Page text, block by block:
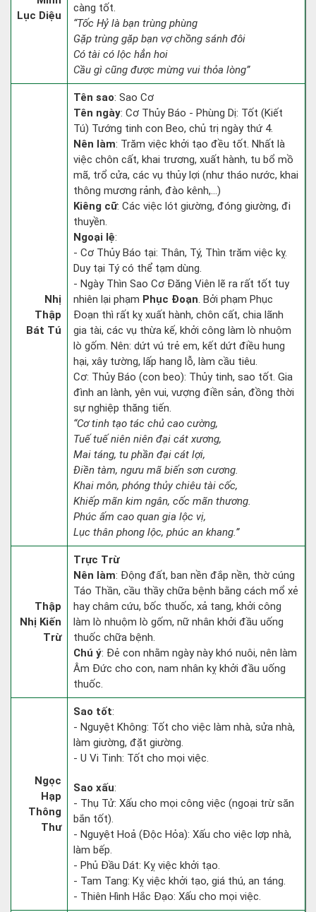
Lục Diệu
càng tốt.
“Tốc Hỷ là bạn trùng phùng
Gặp trùng gặp bạn vợ chồng sánh đôi
Có tài có lộc hẳn hoi
Cầu gì cũng được mừng vui thỏa lòng”
Nhị
Thập
Bát Tú
Tên sao: Sao Cơ
Tên ngày: Cơ Thủy Báo - Phùng Dị: Tốt (Kiết
Tú) Tướng tinh con Beo, chủ trị ngày thứ 4.
Nên làm: Trăm việc khởi tạo đều tốt. Nhất là
việc chôn cất, khai trương, xuất hành, tu bổ mồ
mã, trổ cửa, các vụ thủy lợi (như tháo nước, khai
thông mương rảnh, đào kênh,...)
Kiêng cữ: Các việc lót giường, đóng giường, đi
thuyền.
Ngoại lệ:
- Cơ Thủy Báo tại: Thân, Tý, Thìn trăm việc kỵ.
Duy tại Tý có thể tạm dùng.
- Ngày Thìn Sao Cơ Đăng Viên lẽ ra rất tốt tuy
nhiên lại phạm Phục Đoạn. Bởi phạm Phục
Đoạn thì rất kỵ xuất hành, chôn cất, chia lãnh
gia tài, các vụ thừa kế, khởi công làm lò nhuộm
lò gốm. Nên: dứt vú trẻ em, kết dứt điều hung
hại, xây tường, lấp hang lỗ, làm cầu tiêu.
Cơ: Thủy Báo (con beo): Thủy tinh, sao tốt. Gia
đình an lành, yên vui, vượng điền sản, đồng thời
sự nghiệp thăng tiến.
“Cơ tinh tạo tác chủ cao cường,
Tuế tuế niên niên đại cát xương,
Mai táng, tu phần đại cát lợi,
Điền tàm, ngưu mã biến sơn cương.
Khai môn, phóng thủy chiêu tài cốc,
Khiếp mãn kim ngân, cốc mãn thương.
Phúc ấm cao quan gia lộc vị,
Lục thân phong lộc, phúc an khang.”
Thập
Nhị Kiến
Trừ
Trực Trừ
Nên làm: Động đất, ban nền đắp nền, thờ cúng
Táo Thần, cầu thầy chữa bệnh bằng cách mổ xẻ
hay châm cứu, bốc thuốc, xả tang, khởi công
làm lò nhuộm lò gốm, nữ nhân khởi đầu uống
thuốc chữa bệnh.
Chú ý: Đẻ con nhằm ngày này khó nuôi, nên làm
Âm Đức cho con, nam nhân kỵ khởi đầu uống
thuốc.
Ngọc
Hạp
Thông
Thư
Sao tốt:
- Nguyệt Không: Tốt cho việc làm nhà, sửa nhà,
làm giường, đặt giường.
- U Vi Tinh: Tốt cho mọi việc.
Sao xấu:
- Thụ Tử: Xấu cho mọi công việc (ngoại trừ săn
bắn tốt).
- Nguyệt Hoả (Độc Hỏa): Xấu cho việc lợp nhà,
làm bếp.
- Phủ Đầu Dát: Kỵ việc khởi tạo.
- Tam Tang: Kỵ việc khởi tạo, giá thú, an táng.
- Thiên Hình Hắc Đạo: Xấu cho mọi việc.